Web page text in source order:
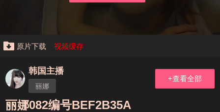
原片下载 视频缓存
韩国主播
丽娜
+查看全部
丽娜082编号BEF2B35A
本站大事件(19j网站发展历程)